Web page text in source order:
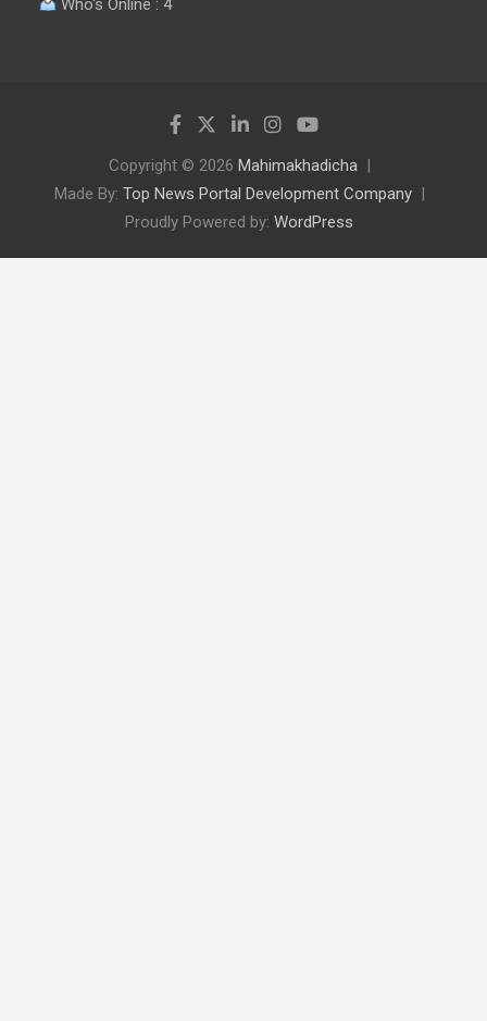
Copyright © 2026 Mahimakhadicha
Made By: Top News Portal Development Company
Proudly Powered by: WordPress